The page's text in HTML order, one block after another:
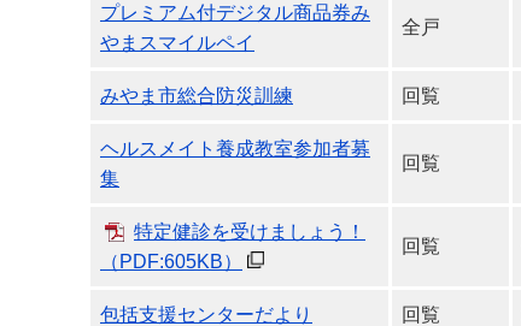
プレミアム付デジタル商品券み
やまスマイルペイ
全戸
みやま市総合防災訓練 回覧
ヘルスメイト養成教室参加者募
集
回覧
特定健診を受けましょう！
（PDF:605KB）
回覧
包括支援センターだより 回覧